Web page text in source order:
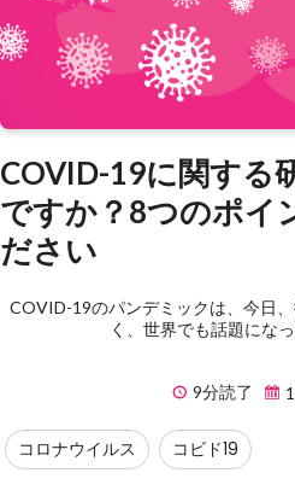
COVID-19に関する
ですか？8つのポイ
ださい
COVID-19のパンデミックは、今日
く、世界でも話題にな
9分読了
コロナウイルス コビド19